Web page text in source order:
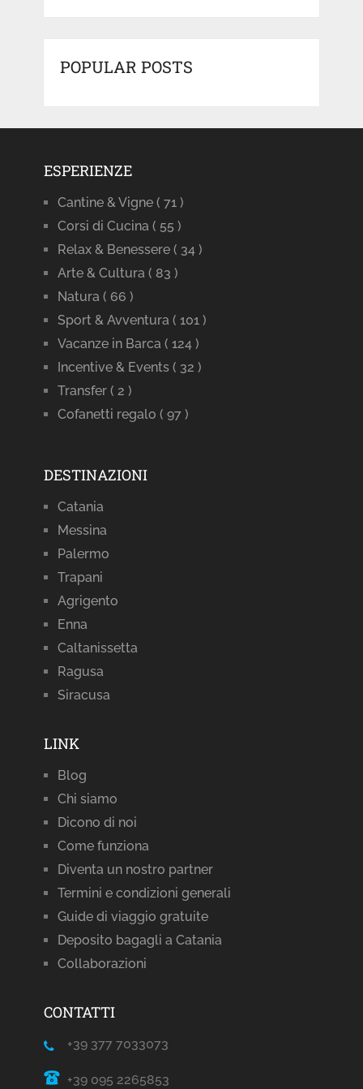
POPULAR POSTS
ESPERIENZE
Cantine & Vigne ( 71 )
Corsi di Cucina ( 55 )
Relax & Benessere ( 34 )
Arte & Cultura ( 83 )
Natura ( 66 )
Sport & Avventura ( 101 )
Vacanze in Barca ( 124 )
Incentive & Events ( 32 )
Transfer ( 2 )
Cofanetti regalo ( 97 )
DESTINAZIONI
Catania
Messina
Palermo
Trapani
Agrigento
Enna
Caltanissetta
Ragusa
Siracusa
LINK
Blog
Chi siamo
Dicono di noi
Come funziona
Diventa un nostro partner
Termini e condizioni generali
Guide di viaggio gratuite
Deposito bagagli a Catania
Collaborazioni
CONTATTI
+39 377 7033073
+39 095 2265853